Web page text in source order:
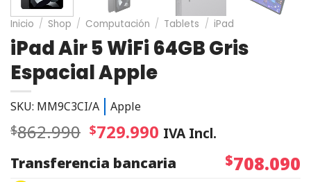
Inicio / Shop / Computación / Tablets / iPad
iPad Air 5 WiFi 64GB Gris
Espacial Apple
SKU: MM9C3CI/A Apple
$862.990 $729.990 IVA Incl.
Transferencia bancaria
$708.090